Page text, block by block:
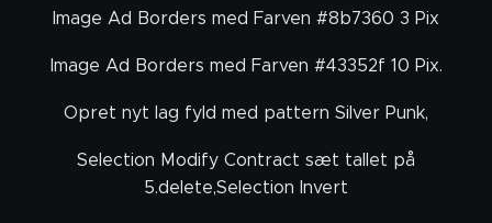
Image Ad Borders med Farven #8b7360 3 Pix
Image Ad Borders med Farven #43352f 10 Pix.
Opret nyt lag fyld med pattern Silver Punk,
Selection Modify Contract sæt tallet på
5.delete,Selection Invert